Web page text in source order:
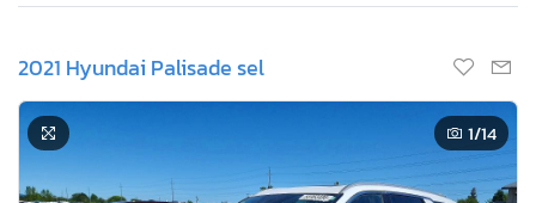
2021 Hyundai Palisade sel
1/14